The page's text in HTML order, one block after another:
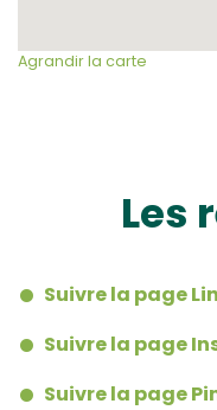
Agrandir la carte
Les
Suivre la page
Suivre la page
Suivre la page